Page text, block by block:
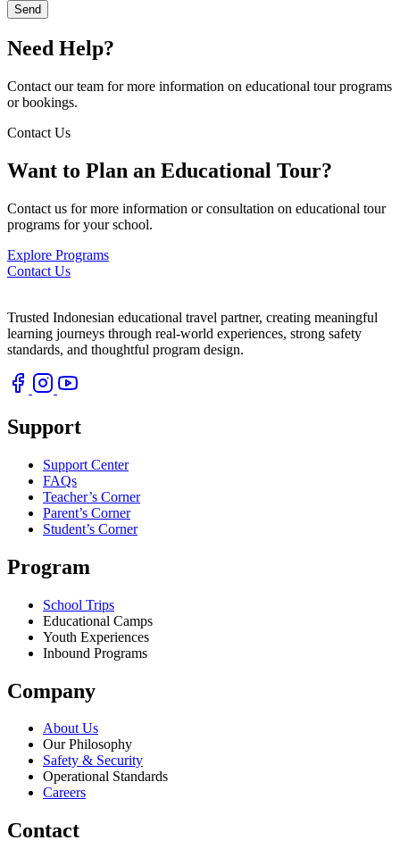
Send
Need Help?
Contact our team for more information on educational tour programs
or bookings.
Contact Us
Want to Plan an Educational Tour?
Contact us for more information or consultation on educational tour
programs for your school.
Explore Programs
Contact Us
Trusted Indonesian educational travel partner, creating meaningful
learning journeys through real-world experiences, strong safety
standards, and thoughtful program design.
Support
Support Center
FAQs
Teacher’s Corner
Parent’s Corner
Student’s Corner
Program
School Trips
Educational Camps
Youth Experiences
Inbound Programs
Company
About Us
Our Philosophy
Safety & Security
Operational Standards
Careers
Contact